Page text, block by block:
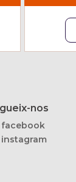
nos
facebook
instagram